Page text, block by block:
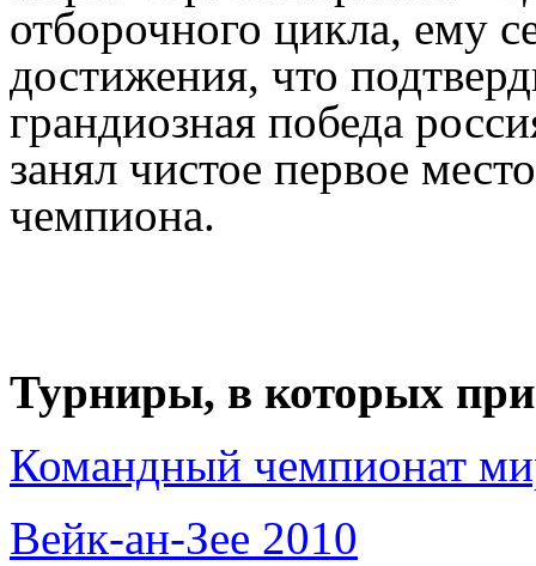
отборочного цикла, ему
достижения, что
грандиозная победа
занял чистое первое
чемпиона.
Турниры, в которых
Командный чемпионат
Вейк-ан-Зее 2010